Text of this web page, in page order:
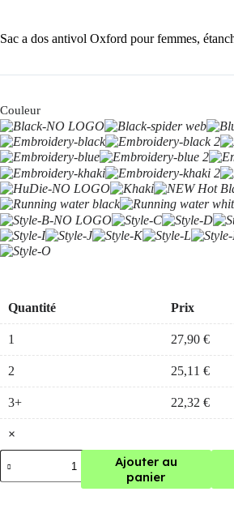
Sac a dos antivol Oxford pour femmes,
Couleur
Quantité Prix
1 27,90 €
2 25,11 €
3+ 22,32 €
×
quantité
de
Sac
Ajouter au
panier